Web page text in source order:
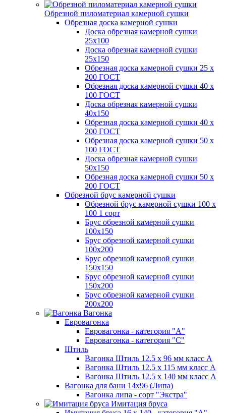
Обрезной пиломатериал камерной сушки
Обрезная доска камерной сушки
Доска обрезная камерной сушки
25х100
Доска обрезная камерной сушки
25х150
Обрезная доска камерной сушки 25 х
200 ГОСТ
Обрезная доска камерной сушки 40 х
100 ГОСТ
Доска обрезная камерной сушки
40х150
Обрезная доска камерной сушки 40 х
200 ГОСТ
Обрезная доска камерной сушки 50 х
100 ГОСТ
Доска обрезная камерной сушки
50х150
Обрезная доска камерной сушки 50 х
200 ГОСТ
Обрезной брус камерной сушки
Обрезной брус камерной сушки 100 х
100 1 сорт
Брус обрезной камерной сушки
100х150
Брус обрезной камерной сушки
100х200
Брус обрезной камерной сушки
150х150
Брус обрезной камерной сушки
150х200
Брус обрезной камерной сушки
200х200
Вагонка
Евровагонка
Евровагонка - категория "А"
Евровагонка - категория "С"
Штиль
Вагонка Штиль 12.5 х 96 мм класс А
Вагонка Штиль 12.5 х 115 мм класс А
Вагонка Штиль 12.5 х 140 мм класс А
Вагонка для бани 14х96 (Липа)
Вагонка липа - сорт "Экстра"
Имитация бруса